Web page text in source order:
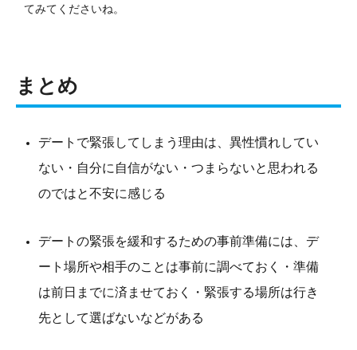
てみてくださいね。
まとめ
デートで緊張してしまう理由は、異性慣れしてい
ない・自分に自信がない・つまらないと思われる
のではと不安に感じる
デートの緊張を緩和するための事前準備には、デ
ート場所や相手のことは事前に調べておく・準備
は前日までに済ませておく・緊張する場所は行き
先として選ばないなどがある